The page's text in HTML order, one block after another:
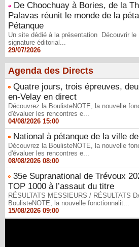
De Choochuay à Bories, de la
Palavas réunit le monde de la
Pétanque
Un site dédié à la présentation Découvrir le
signature éditorial...
29/07/2026
Agenda des Directs
Quatre jours, trois épreuves,
en-Velay en direct
Découvrez la BoulisteNOTE, la nouvelle
d'évaluer les rencontres e...
04/08/2026 15:00
National à pétanque de la ville
Découvrez la BoulisteNOTE, la nouvelle
d'évaluer les rencontres e...
08/08/2026 08:00
35e Supranational de Trévoux
TOP 1000 à l’assaut du titre
RÉSULTATS MESSIEURS / RÉSULTATS
BoulisteNOTE, la nouvelle fonctionnalit...
15/08/2026 09:00